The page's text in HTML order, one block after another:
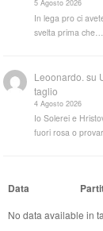
5 Agosto 2026
In lega pro ci
svelta prima che…
Leoonardo. su
taglio
4 Agosto 2026
Io Solerei e
fuori rosa o
Data
No data available in